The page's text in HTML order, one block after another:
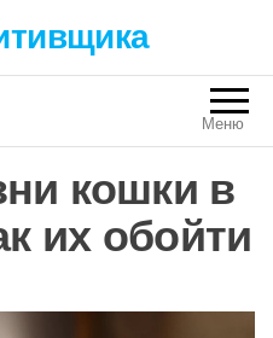
Меню
кошки в
их обойти